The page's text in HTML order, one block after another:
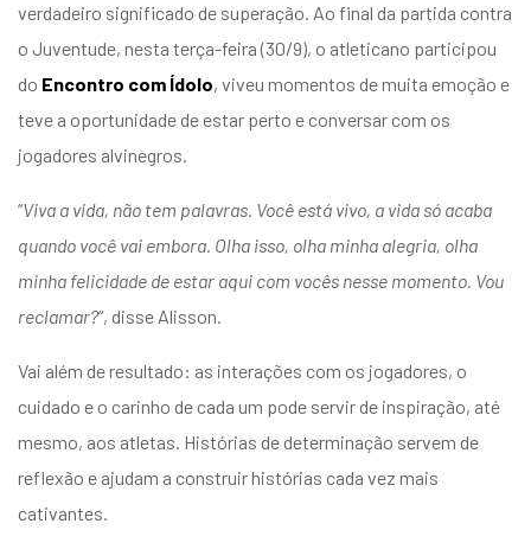
verdadeiro significado de superação. Ao final da partida contra
o Juventude, nesta terça-feira (30/9), o atleticano participou
do Encontro com Ídolo, viveu momentos de muita emoção e
teve a oportunidade de estar perto e conversar com os
jogadores alvinegros.
“Viva a vida, não tem palavras. Você está vivo, a vida só acaba
quando você vai embora. Olha isso, olha minha alegria, olha
minha felicidade de estar aqui com vocês nesse momento. Vou
reclamar?“, disse Alisson.
Vai além de resultado: as interações com os jogadores, o
cuidado e o carinho de cada um pode servir de inspiração, até
mesmo, aos atletas. Histórias de determinação servem de
reflexão e ajudam a construir histórias cada vez mais
cativantes.